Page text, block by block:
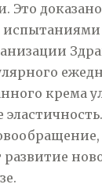
Это
крема